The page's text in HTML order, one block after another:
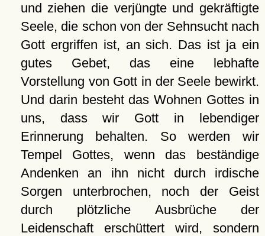
und ziehen die verjüngte und gekräftigte
Seele, die schon von der Sehnsucht nach
Gott ergriffen ist, an sich. Das ist ja ein
gutes Gebet, das eine lebhafte
Vorstellung von Gott in der Seele bewirkt.
Und darin besteht das Wohnen Gottes in
uns, dass wir Gott in lebendiger
Erinnerung behalten. So werden wir
Tempel Gottes, wenn das beständige
Andenken an ihn nicht durch irdische
Sorgen unterbrochen, noch der Geist
durch plötzliche Ausbrüche der
Leidenschaft erschüttert wird, sondern